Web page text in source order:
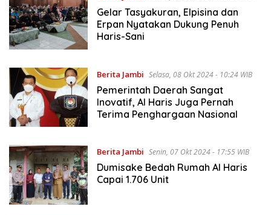
Gelar Tasyakuran, Elpisina dan
Erpan Nyatakan Dukung Penuh
Haris-Sani
Berita Jambi Selasa, 08 Okt 2024 - 10:24 WIB
Pemerintah Daerah Sangat
Inovatif, Al Haris Juga Pernah
Terima Penghargaan Nasional
Berita Jambi Senin, 07 Okt 2024 - 17:55 WIB
Dumisake Bedah Rumah Al Haris
Capai 1.706 Unit